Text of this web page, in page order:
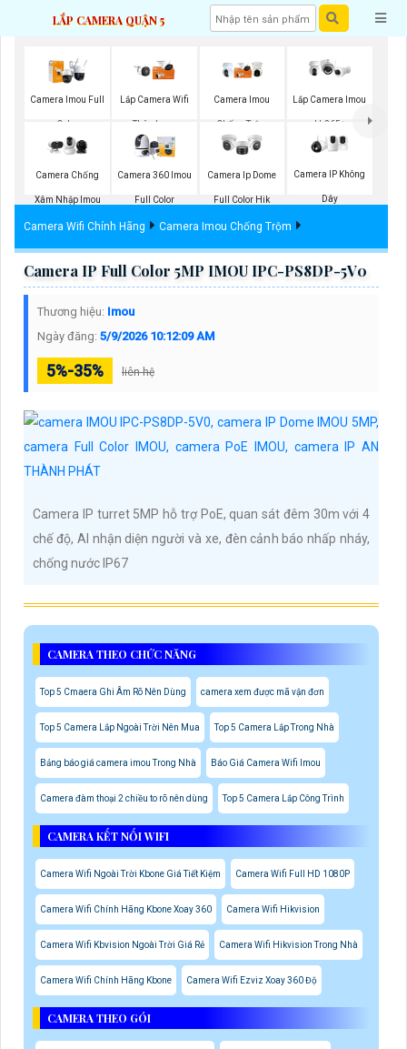
LẮP CAMERA QUẬN 5
Camera Imou Full
Color
Lắp Camera Wifi
Thân Imou
Camera Imou
Chống Trộm
Lắp Camera Imou
H.265+
Camera Chống
Xâm Nhập Imou
Camera 360 Imou
Full Color
Camera Ip Dome
Full Color Hik
Camera IP Không
Dây
Camera Wifi Chính Hãng Camera Imou Chống Trộm
Camera IP Full Color 5MP IMOU IPC-PS8DP-5V0
Thương hiệu: Imou
Ngày đăng: 5/9/2026 10:12:09 AM
5%-35% liên hệ
Camera IP turret 5MP hỗ trợ PoE, quan sát đêm 30m với 4
chế độ, AI nhận diện người và xe, đèn cảnh báo nhấp nháy,
chống nước IP67
CAMERA THEO CHỨC NĂNG
Top 5 Cmaera Ghi Âm Rõ Nên Dùng camera xem được mã vận đơn
Top 5 Camera Lắp Ngoài Trời Nên Mua Top 5 Camera Lắp Trong Nhà
Bảng báo giá camera imou Trong Nhà Báo Giá Camera Wifi Imou
Camera đàm thoại 2 chiều to rõ nên dùng Top 5 Camera Lắp Công Trình
CAMERA KẾT NỐI WIFI
Camera Wifi Ngoài Trời Kbone Giá Tiết Kiệm Camera Wifi Full HD 1080P
Camera Wifi Chính Hãng Kbone Xoay 360 Camera Wifi Hikvision
Camera Wifi Kbvision Ngoài Trời Giá Rẻ Camera Wifi Hikvision Trong Nhà
Camera Wifi Chính Hãng Kbone Camera Wifi Ezviz Xoay 360 Độ
CAMERA THEO GÓI